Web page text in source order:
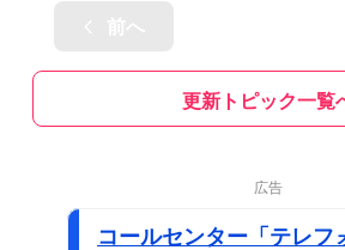
更新トピック一覧
広告
コールセンター「テレフ